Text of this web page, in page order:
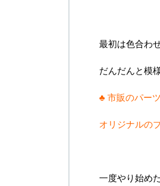
最初は色合わ
だんだんと模
♣ 市販のパー
オリジナルの
一度やり始め